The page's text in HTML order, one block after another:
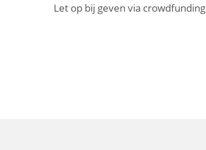
Let op bij geven via crowdfunding